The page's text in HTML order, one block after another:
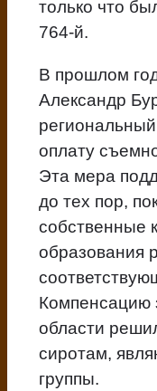
только что
764-й.
В прошлом
Александр
оплату
Эта мера
до тех пор,
собственные
образования
Компенсацию
области
сиротам,
группы.